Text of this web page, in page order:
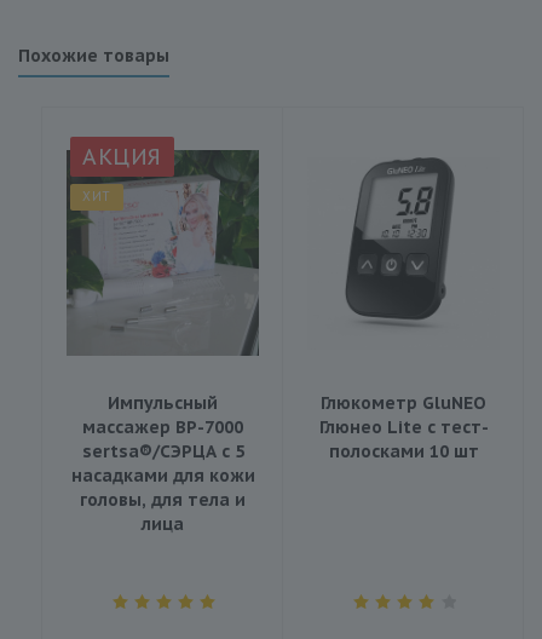
Похожие товары
АКЦИЯ
ХИТ
Импульсный
массажер BP-7000
sertsa®/СЭРЦА с 5
насадками для кожи
головы, для тела и
лица
Глюкометр GluNEO
Глюнео Lite с тест-
полосками 10 шт